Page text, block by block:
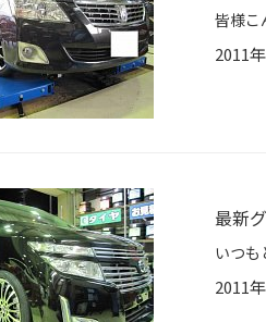
2011
最新
2011